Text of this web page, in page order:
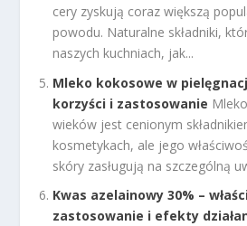
cery zyskują coraz większą
powodu. Naturalne składniki,
naszych kuchniach, jak...
Mleko kokosowe w
korzyści i zastosowanie
wieków jest cenionym
kosmetykach, ale jego
skóry zasługują na szczególną
Kwas azelainowy 30% –
zastosowanie i efekty